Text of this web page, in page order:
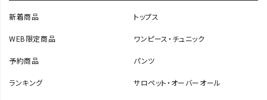
新着商品
WEB限定商品
予約商品
ランキング
トップス
ワンピース・チュニック
パンツ
サロペット・オーバーオール